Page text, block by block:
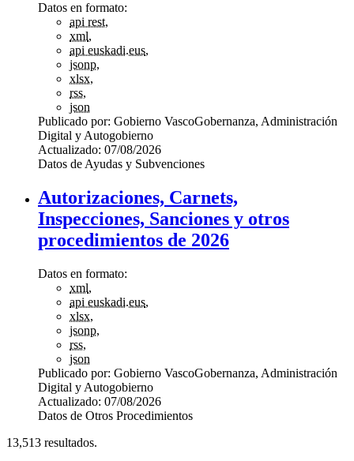
Datos en formato:
api rest,
xml,
api euskadi.eus,
jsonp,
xlsx,
rss,
json
Publicado por: Gobierno VascoGobernanza, Administración
Digital y Autogobierno
Actualizado: 07/08/2026
Datos de Ayudas y Subvenciones
Autorizaciones, Carnets,
Inspecciones, Sanciones y otros
procedimientos de 2026
Datos en formato:
xml,
api euskadi.eus,
xlsx,
jsonp,
rss,
json
Publicado por: Gobierno VascoGobernanza, Administración
Digital y Autogobierno
Actualizado: 07/08/2026
Datos de Otros Procedimientos
13,513 resultados.